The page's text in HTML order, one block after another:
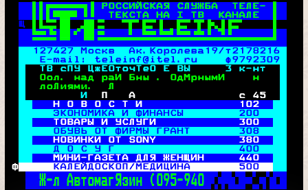
 РОССИЙСКАЯ СЛУЖБА  ТЕЛЕ-
 ТЕКСТА НА I ТВ  КАНАЛЕ
Щ
 
 

127427 Москв  Ак.Королева19/т2178216
E-mail: teleinf@itel.ru    ф9792309
  ТВ сПУ ЦжЕОточТеО Е ВЫ     3 к-нт
Оол. над раИ Бны . ОдМрнымИ н
лоЛиями.  Л
        И
П   А               с 45
Н О В О С Т И
102
ЭКОНОМИКА И ФИНАНСЫ 200
ТОВАРЫ И УСЛУГИ 300
   ОБУВЬ ОТ ФИРМЫ ГРАНТ
308
НОВИНКИ ОТ SONY 380
   Д О С У Г
400
МИНИ-ГАЗЕТА ДЛЯ ЖЕНЩИН 440
Ф
  КАЛЕЙДОСКОП/МЕДИЦИНА
500
Ж-л АвтомагЯзин (095-940 